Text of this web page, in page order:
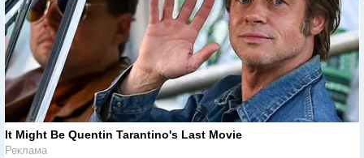
It Might Be Quentin Tarantino's Last Movie
Реклама